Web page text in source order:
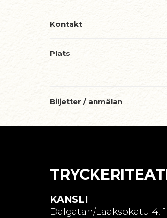
Kontakt
Plats
Biljetter / anmälan
KANSLI
Dalgatan/Laaksokatu 4,